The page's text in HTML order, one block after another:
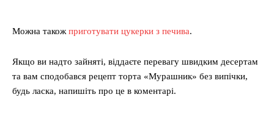
Можна такожприготувати цукерки з печива.
Якщо ви надто зайняті, віддаєте перевагу швидким десертам
та вам сподобався рецепт торта «Мурашник» без випічки,
будь ласка, напишіть про це в коментарі.